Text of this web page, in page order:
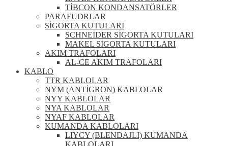
TİBCON KONDANSATÖRLER
PARAFUDRLAR
SİGORTA KUTULARI
SCHNEİDER SİGORTA KUTULARI
MAKEL SİGORTA KUTULARI
AKIM TRAFOLARI
AL-CE AKIM TRAFOLARI
KABLO
TTR KABLOLAR
NYM (ANTİGRON) KABLOLAR
NYY KABLOLAR
NYA KABLOLAR
NYAF KABLOLAR
KUMANDA KABLOLARI
LIYCY (BLENDAJLI) KUMANDA
KABLOLARI